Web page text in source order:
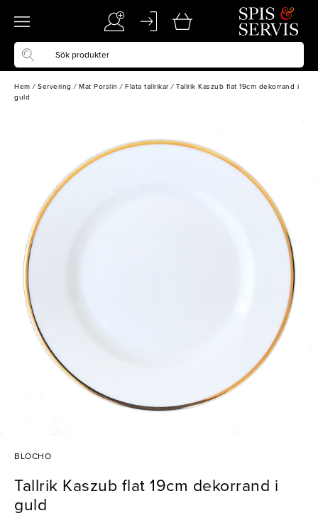
Hem / Servering / Mat Porslin / Flata tallrikar / Tallrik Kaszub flat 19cm dekorrand i
guld
BLOCHO
Tallrik Kaszub flat 19cm dekorrand i
guld